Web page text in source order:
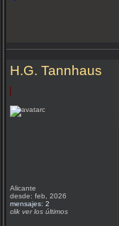
H.G. Tannhaus
Alicante
desde: feb, 2026
mensajes: 2
clik ver los últimos